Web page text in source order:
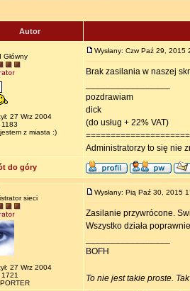
Autor
Główny
27 Wrz 2004
z miasta :)
Wysłany: Czw Paź 29, 2015
Brak zasilania w naszej
pozdrawiam
dick
(do usług + 22% VAT)
Administratorzy to się nie
do góry
sieci
27 Wrz 2004
Wysłany: Pią Paź 30, 2015
Zasilanie przywrócone.
Wszystko działa
BOFH
To nie jest takie proste.